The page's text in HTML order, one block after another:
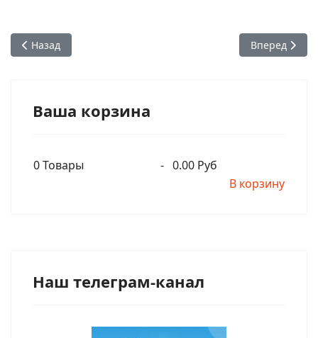
Предыдущий: Как появился знаменитый храм Шри Шри
Назад Следующий:
Вперед
Ваша корзина
0Товары - 0.00 Руб
В корзину
Наш телеграм-канал